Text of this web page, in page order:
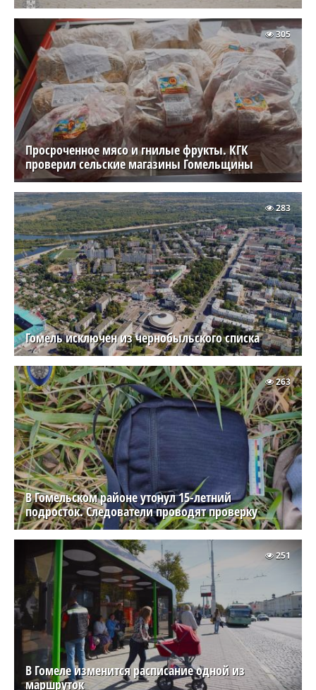
Просроченное мясо и гнилые фрукты. КГК
проверил сельские магазины Гомельщины
305
Гомель исключен из чернобыльского списка
283
В Гомельском районе утонул 15-летний
подросток. Следователи проводят проверку
263
В Гомеле изменится расписание одной из
маршруток
251